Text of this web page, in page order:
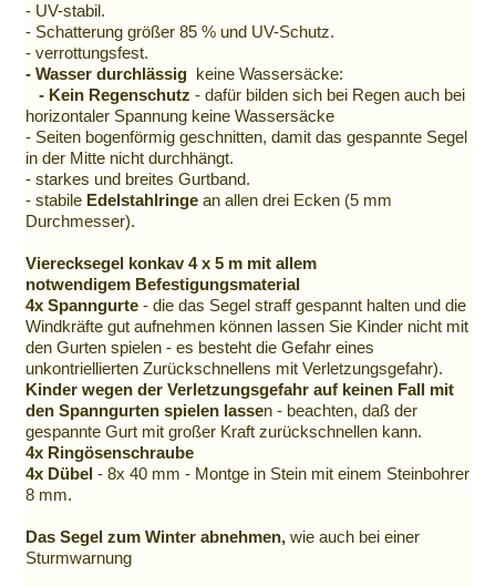
- UV-stabil.
- Schatterung größer 85 % und UV-Schutz.
- verrottungsfest.
- Wasser durchlässig keine Wassersäcke:
- Kein Regenschutz - dafür bilden sich bei Regen auch bei
horizontaler Spannung keine Wassersäcke
- Seiten bogenförmig geschnitten, damit das gespannte Segel
in der Mitte nicht durchhängt.
- starkes und breites Gurtband.
- stabile Edelstahlringe an allen drei Ecken (5 mm
Durchmesser).
Vierecksegel konkav 4 x 5 m mit allem
notwendigem Befestigungsmaterial
4x Spanngurte - die das Segel straff gespannt halten und die
Windkräfte gut aufnehmen können lassen Sie Kinder nicht mit
den Gurten spielen - es besteht die Gefahr eines
unkontriellierten Zurückschnellens mit Verletzungsgefahr).
Kinder wegen der Verletzungsgefahr auf keinen Fall mit
den Spanngurten spielen lassen - beachten, daß der
gespannte Gurt mit großer Kraft zurückschnellen kann.
4x Ringösenschraube
4x Dübel - 8x 40 mm - Montge in Stein mit einem Steinbohrer
8 mm.
Das Segel zum Winter abnehmen, wie auch bei einer
Sturmwarnung